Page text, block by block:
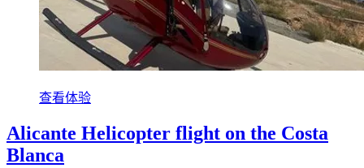
查看体验
Alicante Helicopter flight on the Costa
Blanca